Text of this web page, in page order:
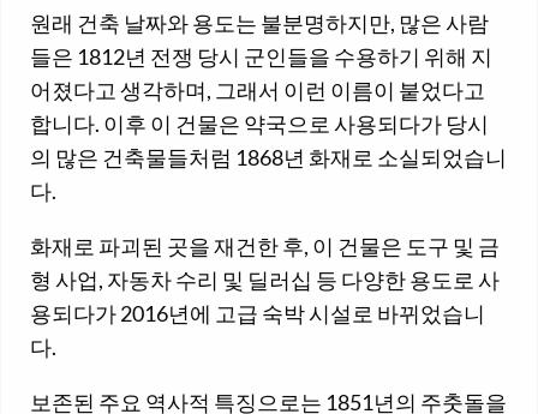
원래 건축 날짜와 용도는 불분명하지만, 많은 사람
들은 1812년 전쟁 당시 군인들을 수용하기 위해 지
어졌다고 생각하며, 그래서 이런 이름이 붙었다고
합니다. 이후 이 건물은 약국으로 사용되다가 당시
의 많은 건축물들처럼 1868년 화재로 소실되었습니
다.
화재로 파괴된 곳을 재건한 후, 이 건물은 도구 및 금
형 사업, 자동차 수리 및 딜러십 등 다양한 용도로 사
용되다가 2016년에 고급 숙박 시설로 바뀌었습니
다.
보존된 주요 역사적 특징으로는 1851년의 주춧돌을